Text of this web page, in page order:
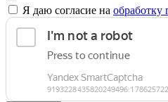
Я даю согласие на обработку